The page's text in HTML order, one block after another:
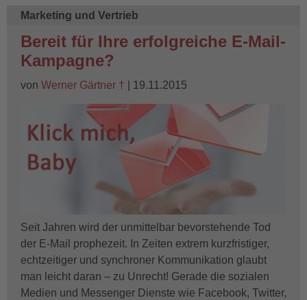
Marketing und Vertrieb
Bereit für Ihre erfolgreiche E-Mail-
Kampagne?
von Werner Gärtner † | 19.11.2015
Seit Jahren wird der unmittelbar bevorstehende Tod
der E-Mail prophezeit. In Zeiten extrem kurzfristiger,
echtzeitiger und synchroner Kommunikation glaubt
man leicht daran – zu Unrecht! Gerade die sozialen
Medien und Messenger Dienste wie Facebook, Twitter,